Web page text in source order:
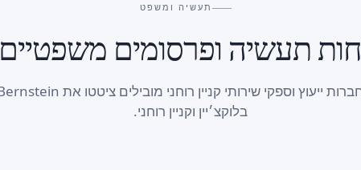
תעשיה ומשפט
תעשיה ופרסומים משפטיים
בלוקצ׳יין וקניין רוחני.